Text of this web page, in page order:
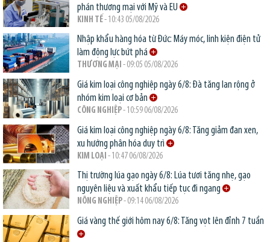
phán thương mại với Mỹ và EU
KINH TẾ- 10:43 05/08/2026
Nhập khẩu hàng hóa từ Đức: Máy móc, linh kiện điện tử
làm động lực bứt phá
THƯƠNG MẠI - 09:05 05/08/2026
Giá kim loại công nghiệp ngày 6/8: Đà tăng lan rộng ở
nhóm kim loại cơ bản
CÔNG NGHIỆP- 10:59 06/08/2026
Giá kim loại công nghiệp ngày 6/8: Tăng giảm đan xen,
xu hướng phân hóa duy trì
KIM LOẠI - 10:47 06/08/2026
Thị trường lúa gạo ngày 6/8: Lúa tươi tăng nhẹ, gạo
nguyên liệu và xuất khẩu tiếp tục đi ngang
NÔNG NGHIỆP- 09:14 06/08/2026
Giá vàng thế giới hôm nay 6/8: Tăng vọt lên đỉnh 7 tuần